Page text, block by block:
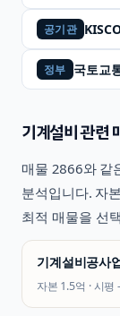
공기관
정부 국토교
기계설비관련
매물 2866와 같
분석입니다. 자
최적 매물을 선
기계설비공사
자본 1.5억 · 시평-